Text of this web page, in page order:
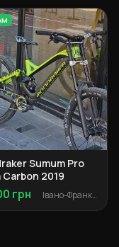
Sumum Pro
Carbon 2019
грн Івано-Франківськ